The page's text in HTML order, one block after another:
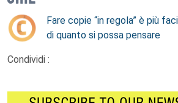
Fare copie “in regola” è più
di quanto si possa pensare
Condividi :